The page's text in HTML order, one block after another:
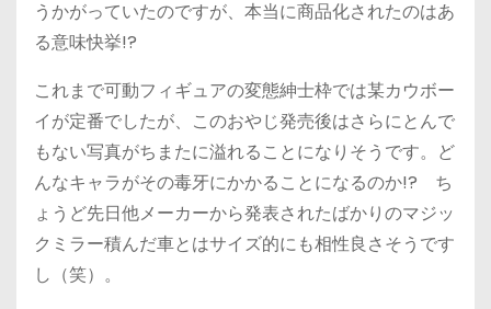
うかがっていたのですが、本当に商品化されたのはあ
る意味快挙!?
これまで可動フィギュアの変態紳士枠では某カウボー
イが定番でしたが、このおやじ発売後はさらにとんで
もない写真がちまたに溢れることになりそうです。ど
んなキャラがその毒牙にかかることになるのか!? ち
ょうど先日他メーカーから発表されたばかりのマジッ
クミラー積んだ車とはサイズ的にも相性良さそうです
し（笑）。